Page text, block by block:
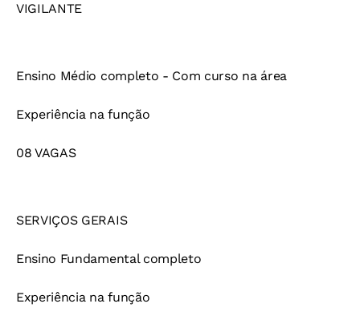
VIGILANTE
Ensino Médio completo - Com curso na área
Experiência na função
08 VAGAS
SERVIÇOS GERAIS
Ensino Fundamental completo
Experiência na função